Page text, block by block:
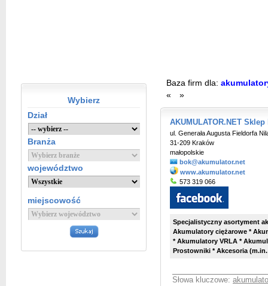
Wybierz
Dział
Branża
województwo
miejscowość
Baza firm dla:
«
»
AKUMULATOR.NET
ul. Generała Augusta Fieldorfa
31-209 Kraków
małopolskie
bok@akumulator.net
www.akumulator.net
573 319 066
Specjalistyczny asortyment
Akumulatory ciężarowe *
* Akumulatory VRLA *
Prostowniki * Akcesoria
Słowa kluczowe: